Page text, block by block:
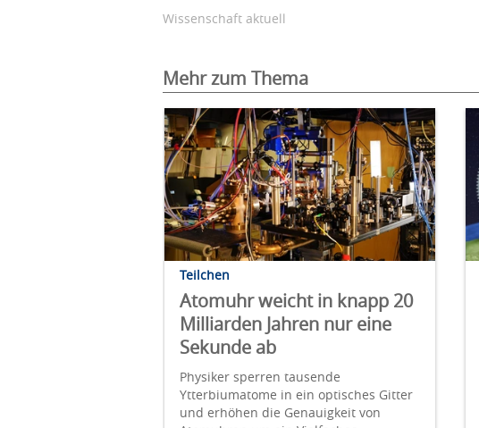
Wissenschaft aktuell
Mehr zum Thema
Teilchen
Atomuhr weicht in knapp 20
Milliarden Jahren nur eine
Sekunde ab
Physiker sperren tausende
Ytterbiumatome in ein optisches Gitter
und erhöhen die Genauigkeit von